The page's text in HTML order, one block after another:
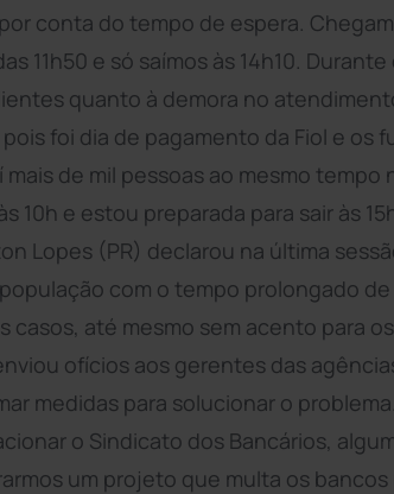
conta do tempo de espera.
11h50 e só saímos às 14h10.
quanto à demora no
foi dia de pagamento da Fiol e os
de mil pessoas ao mesmo tempo
10h e estou preparada para sair às
Lopes (PR) declarou na última
com o tempo prolongado
casos, até mesmo sem acento para
ofícios aos gerentes das
medidas para solucionar o
o Sindicato dos Bancários,
um projeto que multa os bancos